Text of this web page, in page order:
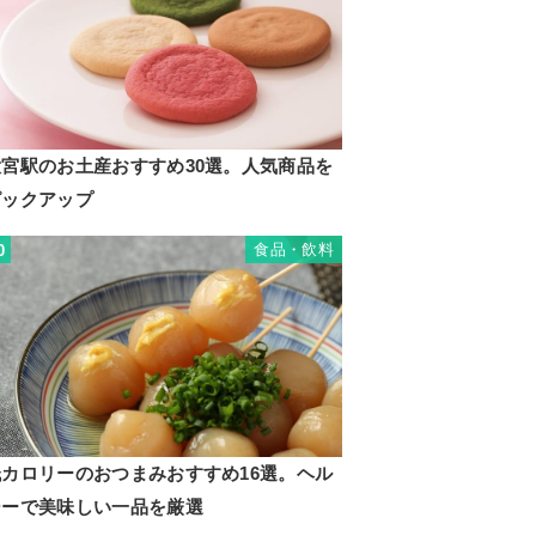
駅のお土産おすすめ30選。人気商品を
クアップ
食品・飲料
ロリーのおつまみおすすめ16選。ヘル
で美味しい一品を厳選